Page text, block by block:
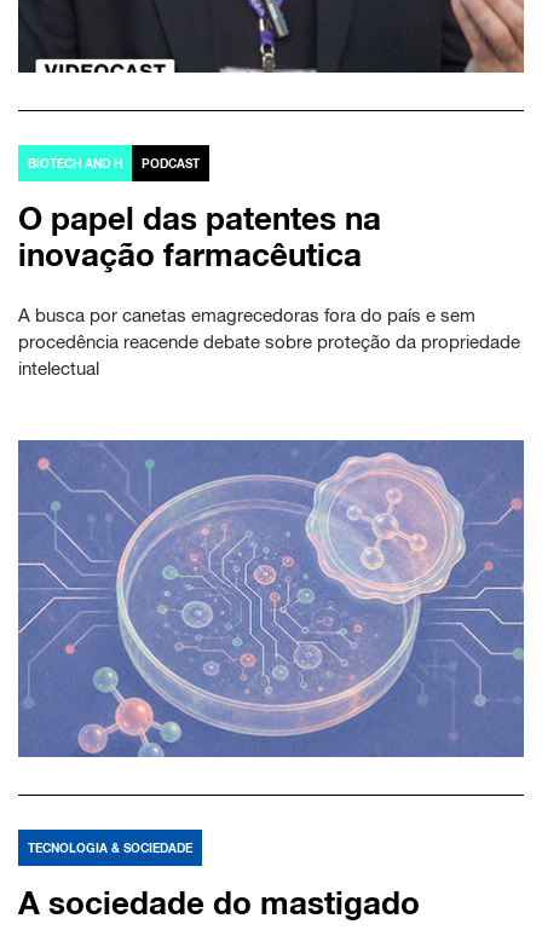
BIOTECH AND H PODCAST
O papel das patentes na
inovação farmacêutica
A busca por canetas emagrecedoras fora do país e sem
procedência reacende debate sobre proteção da propriedade
intelectual
TECNOLOGIA & SOCIEDADE
A sociedade do mastigado